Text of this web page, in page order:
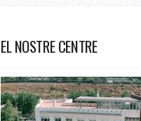
EL NOSTRE CENTRE